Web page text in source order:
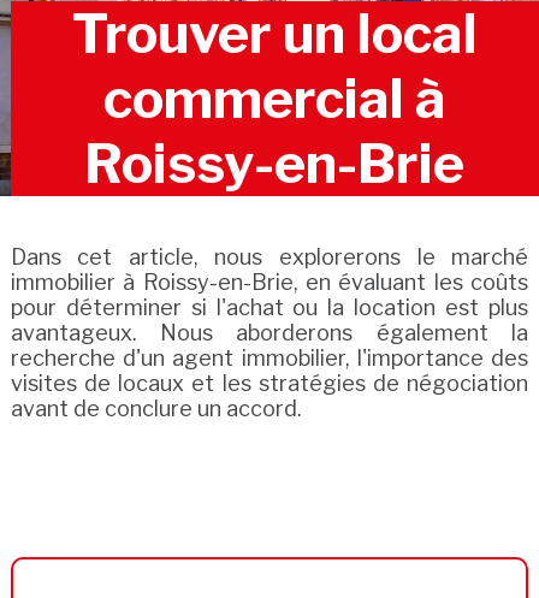
Trouver un local
commercial à
Roissy-en-Brie
Dans cet article, nous explorerons le marché
immobilier à Roissy-en-Brie, en évaluant les coûts
pour déterminer si l'achat ou la location est plus
avantageux. Nous aborderons également la
recherche d'un agent immobilier, l'importance des
visites de locaux et les stratégies de négociation
avant de conclure un accord.